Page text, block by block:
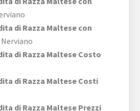
di Razza Maltese con
Nerviano
di Razza Maltese Costo
di Razza Maltese Costi
di Razza Maltese Prezzi